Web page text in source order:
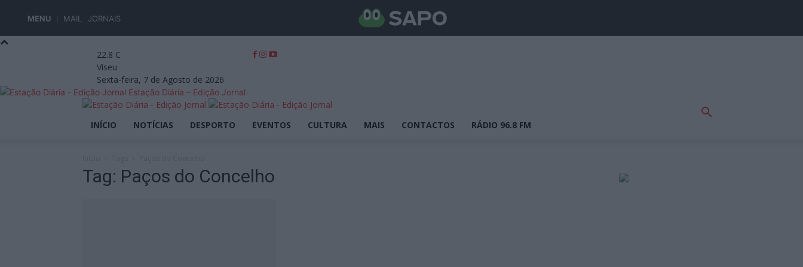
MENU MAIL JORNAIS
22.8 C
Viseu
Sexta-feira, 7 de Agosto de 2026
Estação Diária – Edição Jornal
INÍCIO NOTÍCIAS DESPORTO EVENTOS CULTURA MAIS CONTACTOS RÁDIO 96.8 FM
Tag: Paços do Concelho